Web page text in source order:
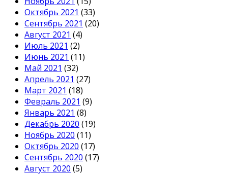
Октябрь 2021 (33)
Сентябрь 2021 (20)
Август 2021 (4)
Июль 2021 (2)
Июнь 2021 (11)
Май 2021 (32)
Апрель 2021 (27)
Март 2021 (18)
Февраль 2021 (9)
Январь 2021 (8)
Декабрь 2020 (19)
Ноябрь 2020 (11)
Октябрь 2020 (17)
Сентябрь 2020 (17)
Август 2020 (5)